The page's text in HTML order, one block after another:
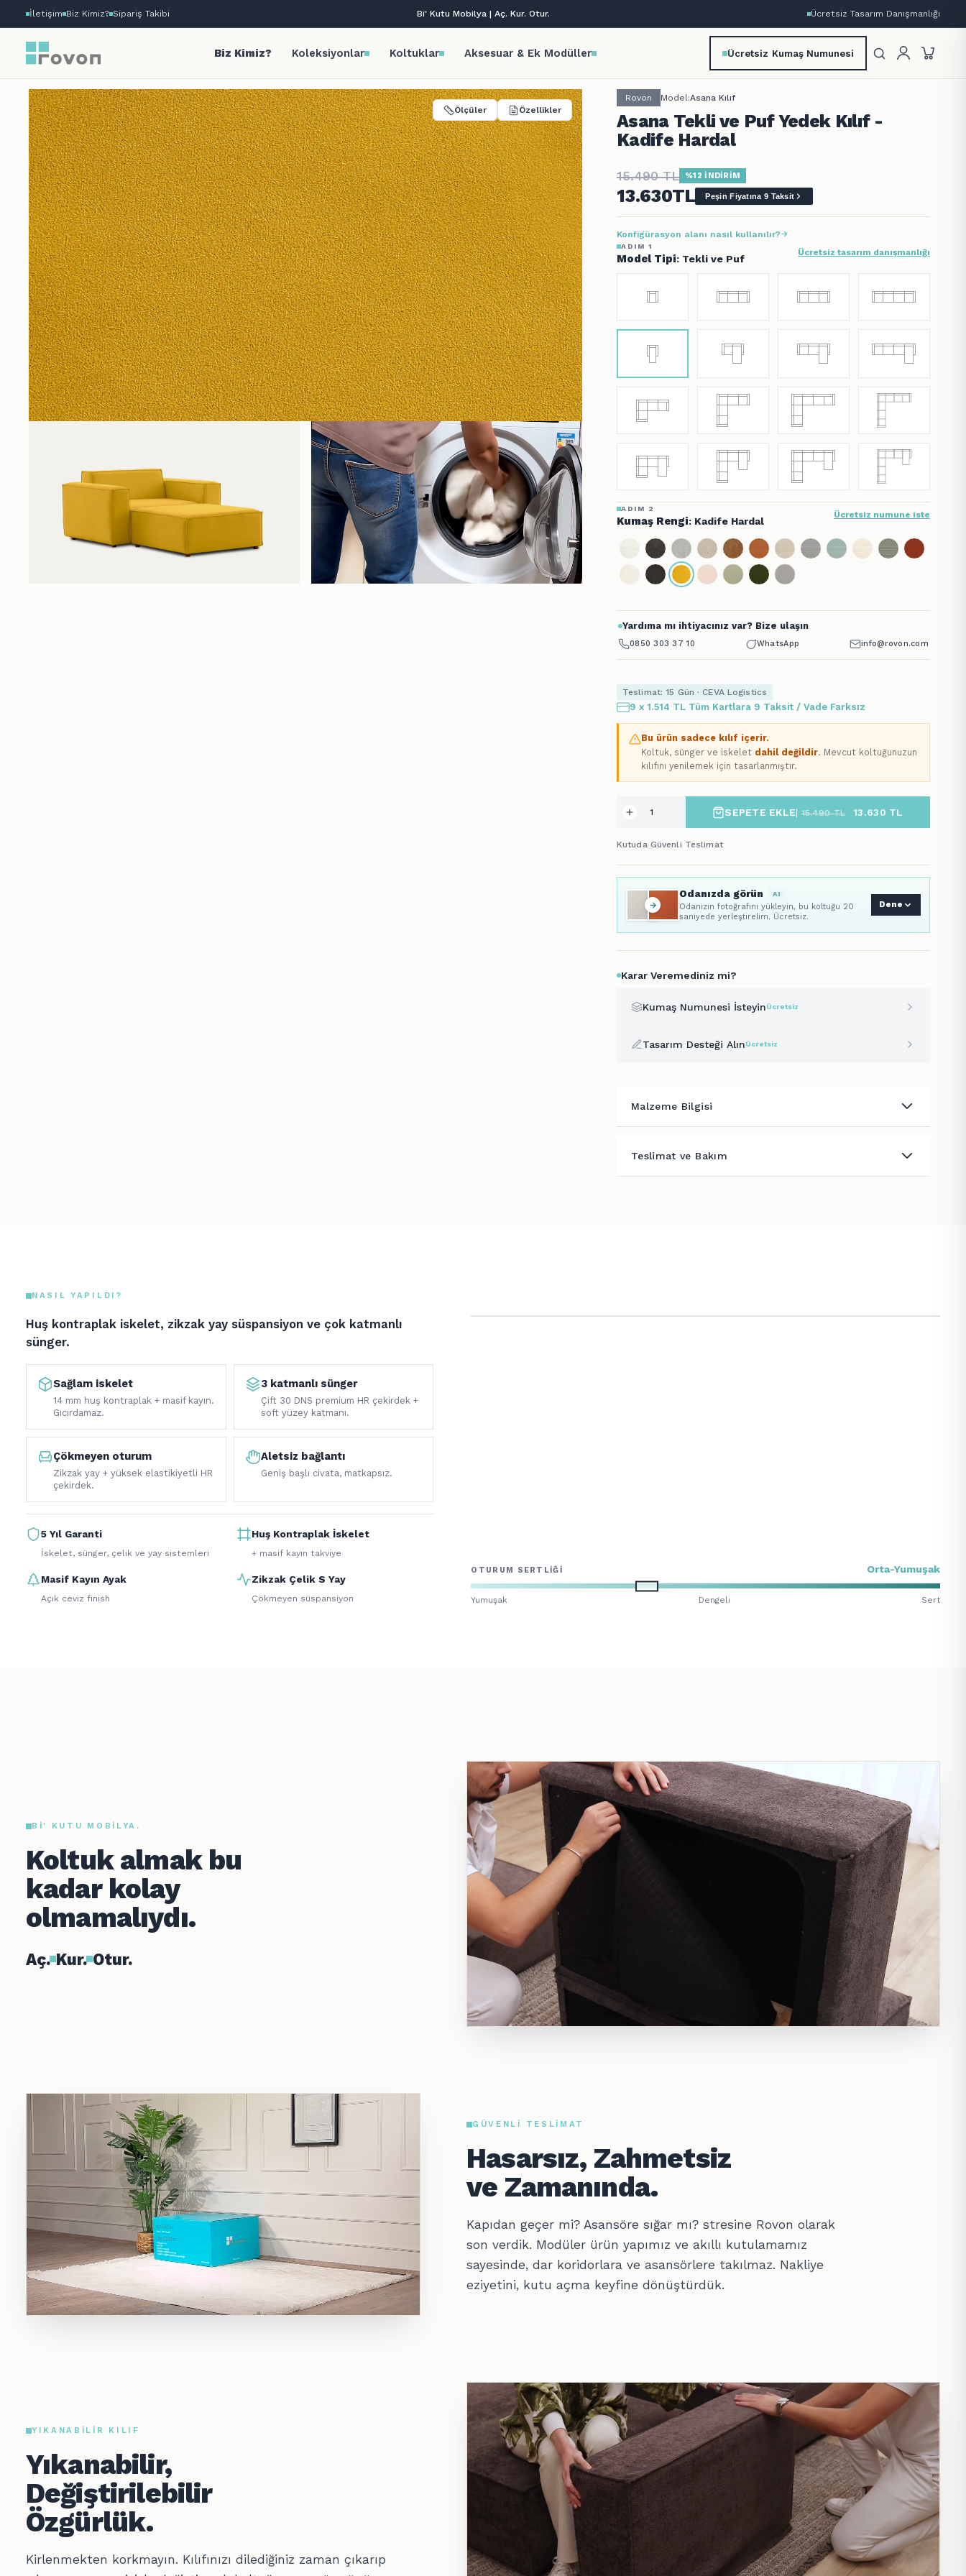
İletişim Biz Kimiz? Sipariş Takibi Tüm kredi kartlarına vade farksız 9 taksit! Ücretsiz Tasarım Danışmanlığı
Biz Kimiz? Koleksiyonlar Koltuklar Aksesuar & Ek Modüller Ücretsiz Kumaş Numunesi
Ölçüler Özellikler
Rovon Model:Asana Kılıf
Asana Tekli ve Puf Yedek Kılıf -
Kadife Hardal
15.490TL %12 İNDİRİM
13.630TL Peşin Fiyatına 9 Taksit
Konfigürasyon alanı nasıl kullanılır?
ADIM 1
Model Tipi: Tekli ve Puf
Ücretsiz tasarım danışmanlığı
ADIM 2
Kumaş Rengi: Kadife Hardal
Ücretsiz numune iste
Yardıma mı ihtiyacınız var? Bize ulaşın
0850 303 37 10 WhatsApp info@rovon.com
Teslimat: 15 Gün · CEVA Logistics
9 x 1.514 TL Tüm Kartlara 9 Taksit / Vade Farksız
Bu ürün sadece kılıf içerir.
Koltuk, sünger ve iskelet dahil değildir. Mevcut koltuğunuzun
kılıfını yenilemek için tasarlanmıştır.
SEPETE EKLE| 15.490TL 13.630 TL
Kutuda Güvenli Teslimat
Odanızda görün AI
Odanızın fotoğrafını yükleyin, bu koltuğu 20
saniyede yerleştirelim. Ücretsiz.
Dene
Karar Veremediniz mi?
Kumaş Numunesi İsteyinÜcretsiz
Tasarım Desteği AlınÜcretsiz
Malzeme Bilgisi
Teslimat ve Bakım
NASIL YAPILDI?
Huş kontraplak iskelet, zikzak yay süspansiyon ve çok katmanlı
sünger.
Sağlam iskelet
14 mm huş kontraplak + masif kayın.
Gıcırdamaz.
3 katmanlı sünger
Çift 30 DNS premium HR çekirdek +
soft yüzey katmanı.
Çökmeyen oturum
Zikzak yay + yüksek elastikiyetli HR
çekirdek.
Aletsiz bağlantı
Geniş başlı civata, matkapsız.
5 Yıl Garanti
İskelet, sünger, çelik ve yay sistemleri
Huş Kontraplak İskelet
+ masif kayın takviye
Masif Kayın Ayak
Açık ceviz finish
Zikzak Çelik S Yay
Çökmeyen süspansiyon
OTURUM SERTLIĞI Orta-Yumuşak
Yumuşak Dengeli Sert
BI' KUTU MOBILYA.
Koltuk almak bu
kadar kolay
olmamalıydı.
Aç. Kur. Otur.
GÜVENLI TESLIMAT
Hasarsız, Zahmetsiz
ve Zamanında.
Kapıdan geçer mi? Asansöre sığar mı? stresine Rovon olarak
son verdik. Modüler ürün yapımız ve akıllı kutulamamız
sayesinde, dar koridorlara ve asansörlere takılmaz. Nakliye
eziyetini, kutu açma keyfine dönüştürdük.
YIKANABILIR KILIF
Yıkanabilir,
Değiştirilebilir
Özgürlük.
Kirlenmekten korkmayın. Kılıfınızı dilediğiniz zaman çıkarıp